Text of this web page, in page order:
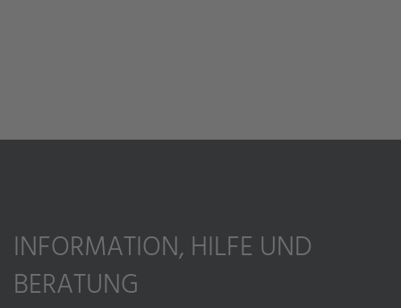
INFORMATION, HILFE UND
BERATUNG